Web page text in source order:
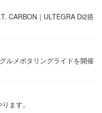
CARBON｜ULTEGRA Di2搭
ルメポタリングライドを開催
ます。